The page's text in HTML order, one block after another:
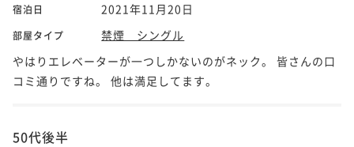
宿泊日 2021年11月20日
部屋タイプ
禁煙 シングル
やはりエレベーターが一つしかないのがネック。 皆さんの口
コミ通りですね。 他は満足してます。
50代後半